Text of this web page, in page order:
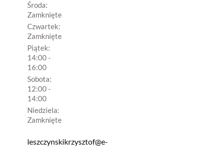
Środa:
Zamknięte
Czwartek:
Zamknięte
Piątek:
14:00 -
16:00
Sobota:
12:00 -
14:00
Niedziela:
Zamknięte
leszczynskikrzysztof@e-